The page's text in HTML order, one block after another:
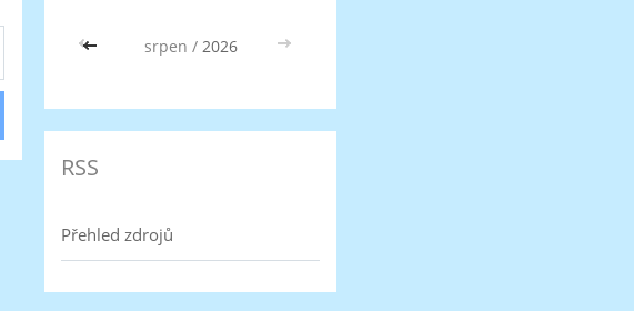
<< srpen / 2026 >>
RSS
Přehled zdrojů